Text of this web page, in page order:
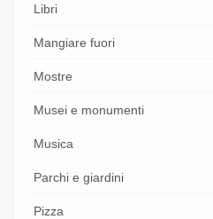
Libri
Mangiare fuori
Mostre
Musei e monumenti
Musica
Parchi e giardini
Pizza